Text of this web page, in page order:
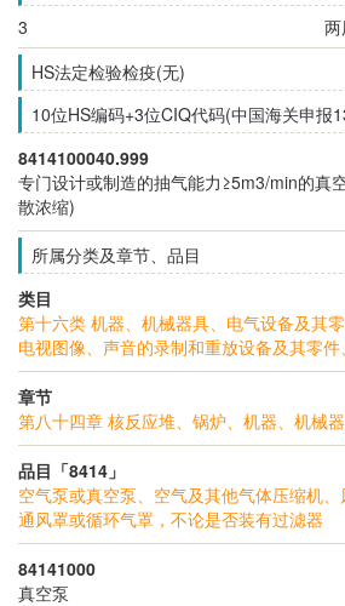
3
HS法定检验检疫(无)
10位HS编码+3位CIQ代码(中国海关申报
8414100040.999
专门设计或制造的抽气能力≥5m3/min的真
散浓缩)
所属分类及章节、品目
类目
第十六类 机器、机械器具、电气设备及其零
电视图像、声音的录制和重放设备及其零件
章节
第八十四章 核反应堆、锅炉、机器、机械
品目「8414」
空气泵或真空泵、空气及其他气体压缩机
通风罩或循环气罩，不论是否装有过滤器
84141000
真空泵